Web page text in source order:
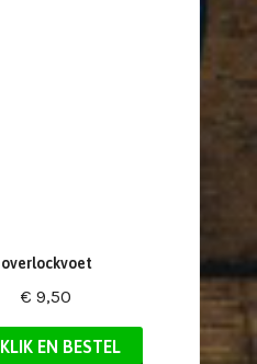
overlockvoet
€ 9,50
KLIK EN BESTEL